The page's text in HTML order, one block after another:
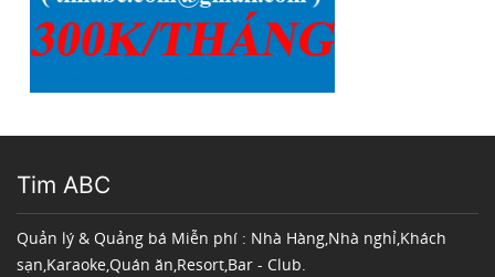
Tim ABC
Quản lý & Quảng bá Miễn phí : Nhà Hàng,Nhà nghỉ,Khách
sạn,Karaoke,Quán ăn,Resort,Bar - Club.